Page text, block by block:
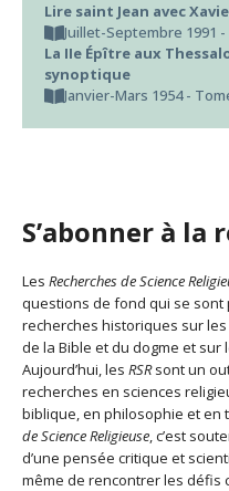
Lire saint Jean avec
Juillet-Septembre 1991
La IIe Épître aux
synoptique
Janvier-Mars 1954 -
S’abonner à la
Les Recherches de Science
questions de fond qui se
recherches historiques sur
de la Bible et du dogme et
Aujourd’hui, les RSRsont un
recherches en sciences
biblique, en philosophie et en
de Science Religieuse, c’est
d’une pensée critique et
même de rencontrer les défis